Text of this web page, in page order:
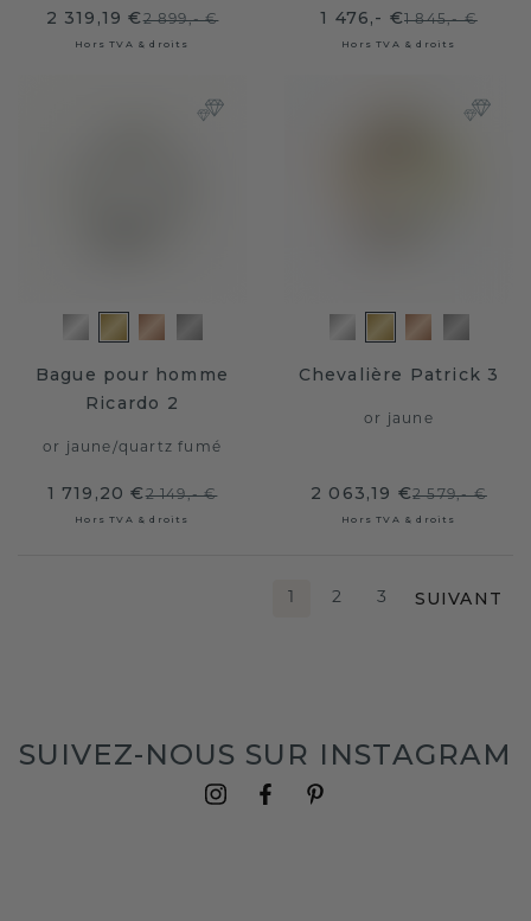
2 319,19 €2 899,- €
Hors TVA & droits
1 476,- €1 845,- €
Hors TVA & droits
Bague pour homme
Ricardo 2
or jaune/quartz fumé
1 719,20 €2 149,- €
Hors TVA & droits
Chevalière Patrick 3
or jaune
2 063,19 €2 579,- €
Hors TVA & droits
1 2 3 SUIVANT
SUIVEZ-NOUS SUR INSTAGRAM